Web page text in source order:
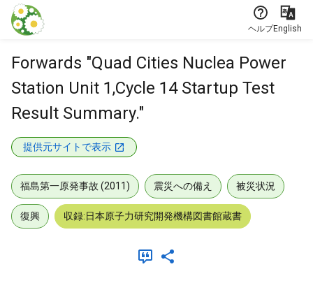
本文に飛ぶ
ヘルプEnglish
Forwards "Quad Cities Nuclea Power
Station Unit 1,Cycle 14 Startup Test
Result Summary."
提供元サイトで表示
福島第一原発事故 (2011) 震災への備え 被災状況
復興 収録:日本原子力研究開発機構図書館蔵書